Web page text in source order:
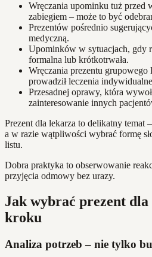
Wręczania upominku tuż przed
zabiegiem – może to być
Prezentów pośrednio
medyczną.
Upominków w sytuacjach, gdy
formalna lub krótkotrwała.
Wręczania prezentu
prowadził leczenia
Przesadnej oprawy, która
zainteresowanie innych
Prezent dla lekarza to delikatny temat
a w razie wątpliwości wybrać formę
listu.
Dobra praktyka to obserwowanie
przyjęcia odmowy bez urazy.
Jak wybrać prezent
kroku
Analiza potrzeb – nie tylko